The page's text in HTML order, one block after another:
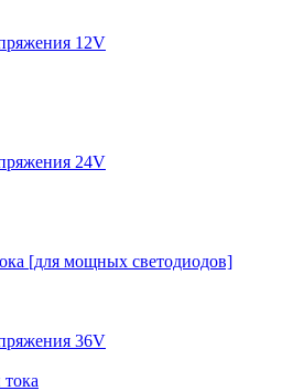
12V
24V
[для мощных светодиодов]
36V